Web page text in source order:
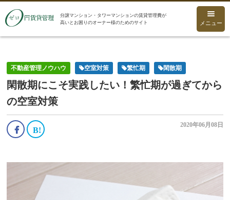
メニュー
分譲マンション・タワーマンションの賃貸管理費が
高いとお困りのオーナー様のためのサイト
不動産管理ノウハウ 空室対策 繁忙期 閑散期
閑散期にこそ実践したい！繁忙期が過ぎてから
の空室対策
2020年06月08日